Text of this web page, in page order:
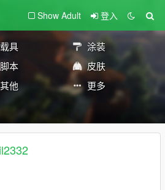
Show Adult 登入
载具
涂装
脚本
皮肤
其他 更多